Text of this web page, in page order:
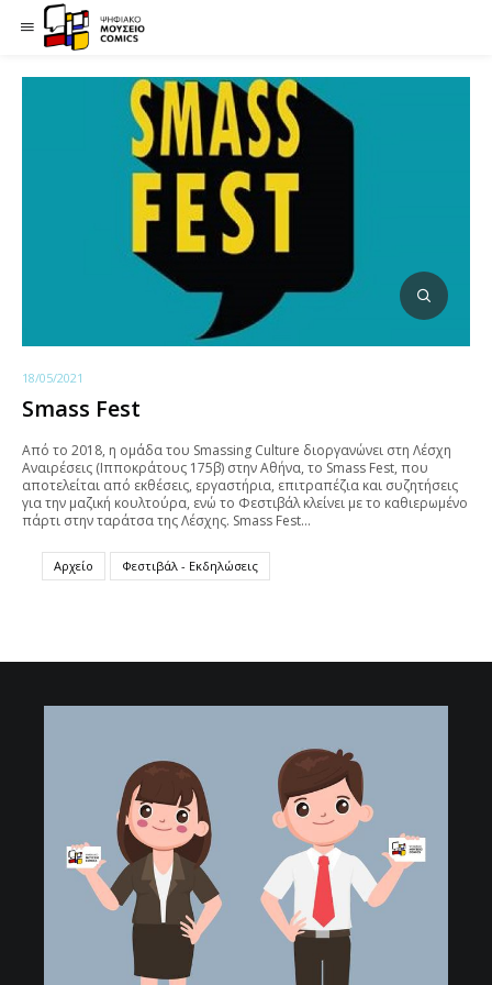
18/05/2021
Smass Fest
Aπό το 2018, η ομάδα του Smassing Culture διοργανώνει στη Λέσχη
Αναιρέσεις (Ιπποκράτους 175β) στην Αθήνα, το Smass Fest, που
αποτελείται από εκθέσεις, εργαστήρια, επιτραπέζια και συζητήσεις
για την μαζική κουλτούρα, ενώ το Φεστιβάλ κλείνει με το καθιερωμένο
πάρτι στην ταράτσα της Λέσχης. Smass Fest…
Αρχείο Φεστιβάλ - Εκδηλώσεις